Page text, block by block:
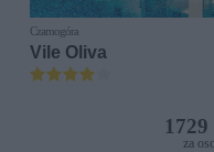
Czarnogóra
Vile Oliva
1729
za